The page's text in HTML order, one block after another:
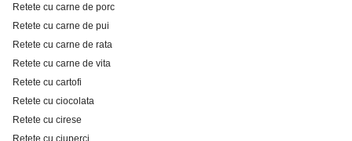
Retete cu carne de porc
Retete cu carne de pui
Retete cu carne de rata
Retete cu carne de vita
Retete cu cartofi
Retete cu ciocolata
Retete cu cirese
Retete cu ciuperci